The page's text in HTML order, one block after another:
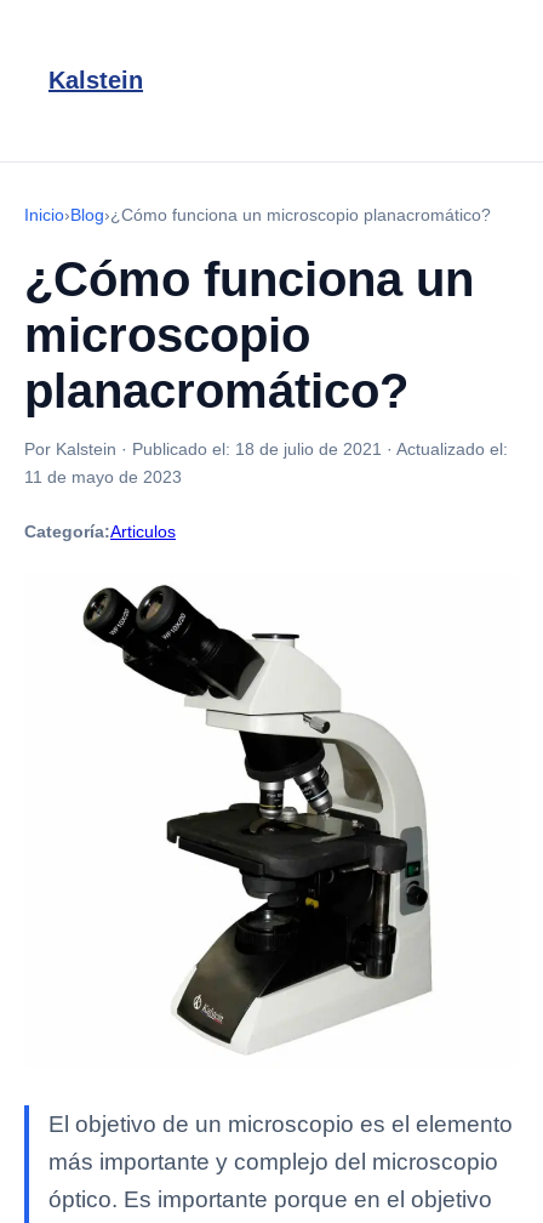
Kalstein
Inicio›Blog›¿Cómo funciona un microscopio planacromático?
¿Cómo funciona un
microscopio
planacromático?
Por Kalstein · Publicado el: 18 de julio de 2021 · Actualizado el:
11 de mayo de 2023
Categoría:Articulos
El objetivo de un microscopio es el elemento
más importante y complejo del microscopio
óptico. Es importante porque en el objetivo